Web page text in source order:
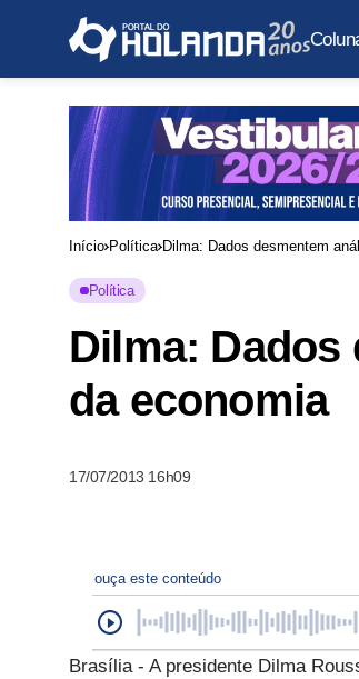
Início Política Dilma: Dados desmentem
Política
Dilma: Dados
da economia
17/07/2013 16h09
ouça este conteúdo
Brasília - A presidente Dilma